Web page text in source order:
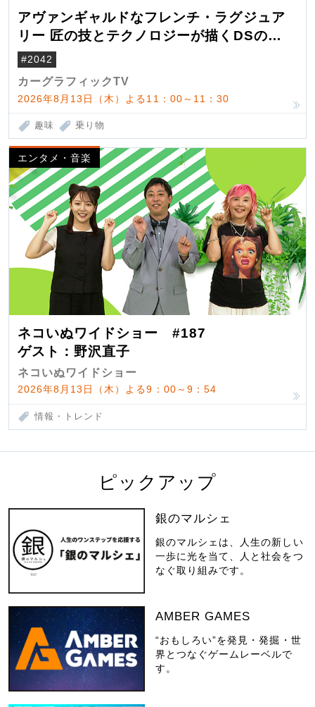
アヴァンギャルドなフレンチ・ラグジュア
リー 匠の技とテクノロジーが描くDSの世
界観
#2042
カーグラフィックTV
2026年8月13日（木）よる11：00～11：30
趣味 乗り物
エンタメ・音楽
ネコいぬワイドショー #187
ゲスト：野沢直子
ネコいぬワイドショー
2026年8月13日（木）よる9：00～9：54
情報・トレンド
ピックアップ
銀のマルシェ
銀のマルシェは、人生の新しい
一歩に光を当て、人と社会をつ
なぐ取り組みです。
AMBER GAMES
“おもしろい”を発見・発掘・世
界とつなぐゲームレーベルで
す。